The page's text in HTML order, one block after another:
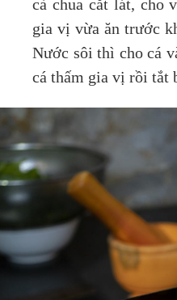
cà chua cắt lát, cho
gia vị vừa ăn trước
Nước sôi thì cho cá
cá thấm gia vị rồi tắt